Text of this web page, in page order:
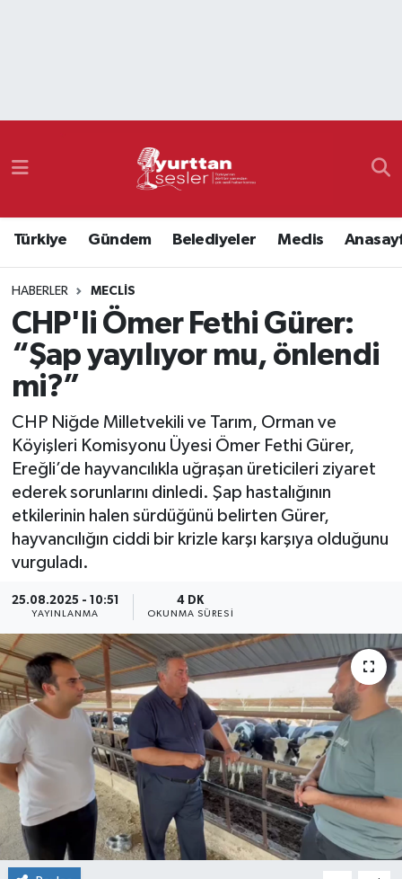
Türkiye Gündem Belediyeler Meclis
HABERLER MECLIS
CHP'li Ömer Fethi Gürer:
“Şap yayılıyor mu, önlendi
mi?”
CHP Niğde Milletvekili ve Tarım, Orman ve
Köyişleri Komisyonu Üyesi Ömer Fethi Gürer,
Ereğli’de hayvancılıkla uğraşan üreticileri ziyaret
ederek sorunlarını dinledi. Şap hastalığının
etkilerinin halen sürdüğünü belirten Gürer,
hayvancılığın ciddi bir krizle karşı karşıya olduğunu
vurguladı.
25.08.2025 - 10:51
YAYINLANMA
4 DK
OKUNMA SÜRESI
Namaz Vakitleri
Süper Lig Puan Durumu ve Fikstür
Tüm Manşetler
Son Dakika Haberleri
Haber Arşivi